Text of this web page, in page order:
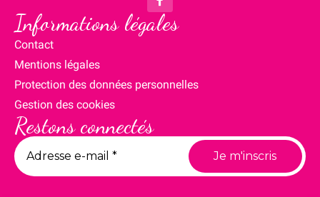
Informations légales
Contact
Mentions légales
Protection des données personnelles
Gestion des cookies
Restons connectés